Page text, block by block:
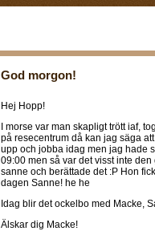
God morgon!
Hej Hopp!
I morse var man skapligt trött iaf,
på resecentrum då kan jag säga
upp och jobba idag men jag hade
09:00 men så var det visst inte
sanne och berättade det :P Hon
dagen Sanne! he he
Idag blir det ockelbo med Macke,
Älskar dig Macke!